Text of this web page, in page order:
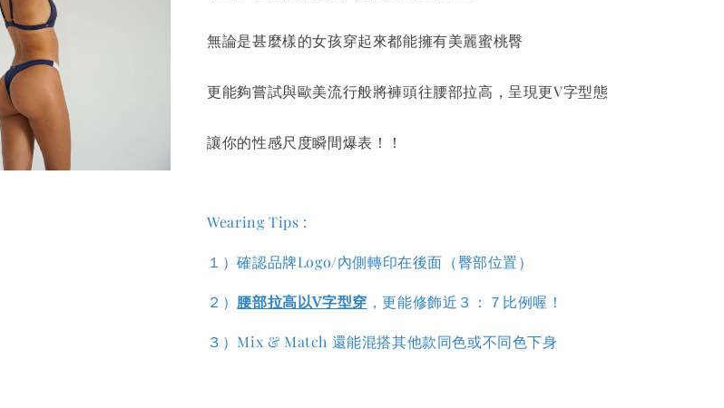
無論是甚麼樣的女孩穿起來都能擁有美麗蜜桃臀
更能夠嘗試與歐美流行般將褲頭往腰部拉高，呈現更V字型態
讓你的性感尺度瞬間爆表！！
Wearing Tips :
１）確認品牌Logo/內側轉印在後面（臀部位置）
２） 腰部拉高以V字型穿 ，更能修飾近３：７比例喔！
３）Mix & Match 還能混搭其他款同色或不同色下身